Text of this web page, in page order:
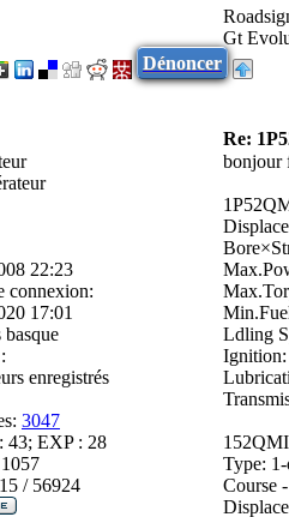
Gt
Dénoncer
Re:
22:23
connexion:
17:01
basque
enregistrés
3047
43; EXP : 28
/ 56924
bonjour
Ldling
152QMI
Type:
Course